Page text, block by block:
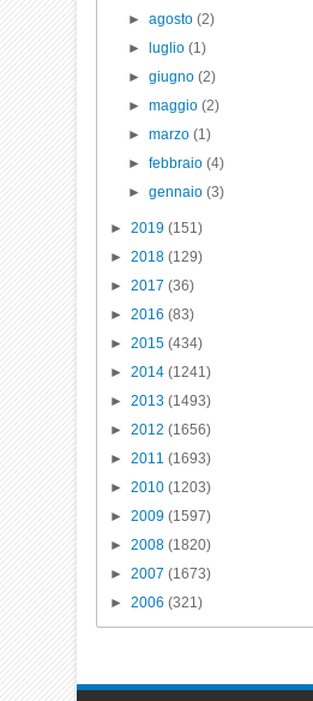
► agosto (2)
►
luglio (1)
► giugno (2)
► maggio (2)
► marzo (1)
► febbraio (4)
► gennaio (3)
►2019(151)
►2018(129)
►2017(36)
►2016(83)
►2015(434)
►2014(1241)
►2013(1493)
►2012(1656)
►2011(1693)
►2010(1203)
►2009(1597)
►2008(1820)
►2007(1673)
►2006(321)